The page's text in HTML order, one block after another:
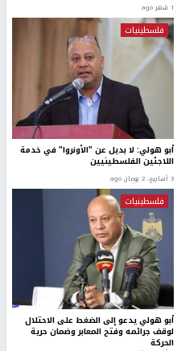
1 شهر ago
فلسطينيات
أبو هولي: لا بديل عن "الأونروا" في خدمة
اللاجئين الفلسطينيين
3 أسابيع، 2 يومان ago
فلسطينيات
أبو هولي يدعو إلى الضغط على الاحتلال
لوقف جرائمه وفتح المعابر وضمان حرية
الحركة